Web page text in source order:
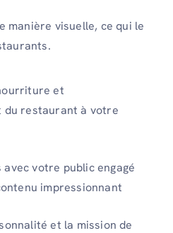
manière visuelle, ce qui le
et
du restaurant à votre
avec votre public engagé
impressionnant
et la mission de